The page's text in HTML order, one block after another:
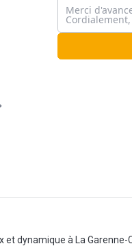
dynamique à La Garenne-